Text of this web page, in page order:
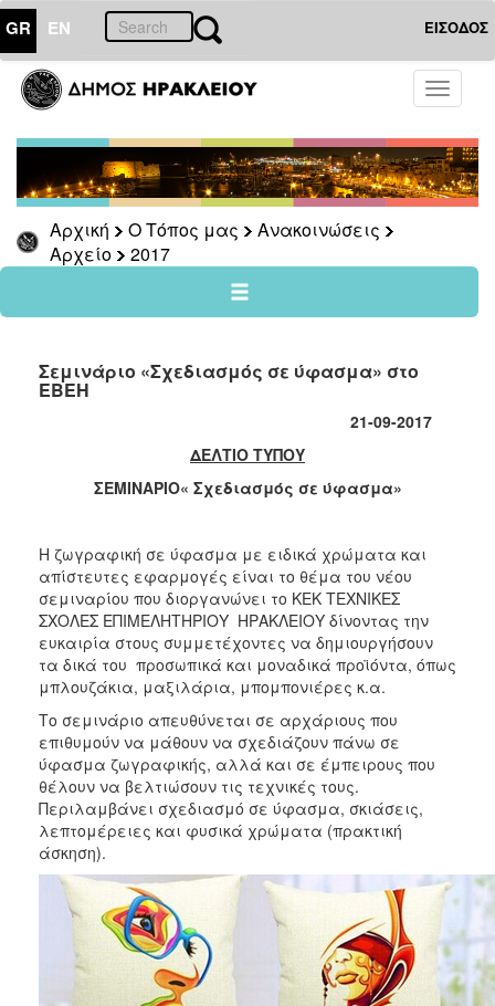
GR EN ΕΙΣΟΔΟΣ
Toggle
Αρχική Ο Τόπος μας
Ανακοινώσεις
Αρχείο
2017
ΤΟΠΟΣ
ΜΑΣ
Ανακοινώσεις
Αρχείο
2026
2025
2018
2016
2015
2012
2011
ΔΗΜΟΣ
ΠΟΛΙΤΙΣΜΟΣ
ΑΝΘΕΚΤΙΚΗ
Σεμινάριο «Σχεδιασμός σε ύφασμα» στο
ΕΒΕΗ
21-09-2017
ΔΕΛΤΙΟ ΤΥΠΟΥ
ΣΕΜΙΝΑΡΙΟ« Σχεδιασμός σε ύφασμα»
Η ζωγραφική σε ύφασμα με ειδικά χρώματα και
απίστευτες εφαρμογές είναι το θέμα του νέου
σεμιναρίου που διοργανώνει το ΚΕΚ ΤΕΧΝΙΚΕΣ
ΣΧΟΛΕΣ ΕΠΙΜΕΛΗΤΗΡΙΟΥ ΗΡΑΚΛΕΙΟΥ δίνοντας την
ευκαιρία στους συμμετέχοντες να δημιουργήσουν
τα δικά του προσωπικά και μοναδικά προϊόντα, όπως
μπλουζάκια, μαξιλάρια, μπομπονιέρες κ.α.
Το σεμινάριο απευθύνεται σε αρχάριους που
επιθυμούν να μάθουν να σχεδιάζουν πάνω σε
ύφασμα ζωγραφικής, αλλά και σε έμπειρους που
θέλουν να βελτιώσουν τις τεχνικές τους.
Περιλαμβάνει σχεδιασμό σε ύφασμα, σκιάσεις,
λεπτομέρειες και φυσικά χρώματα (πρακτική
άσκηση).